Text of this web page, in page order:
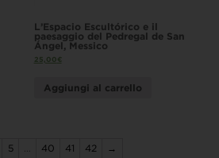
L’Espacio Escultórico e il
paesaggio del Pedregal de San
Ángel, Messico
25,00€
Aggiungi al carrello
5 40 41 42 →